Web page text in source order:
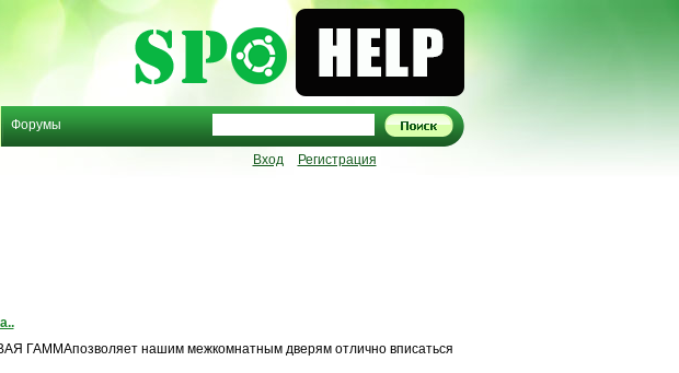
Форумы
Вход Регистрация
ГАММАпозволяет нашим межкомнатным дверям отлично вписаться